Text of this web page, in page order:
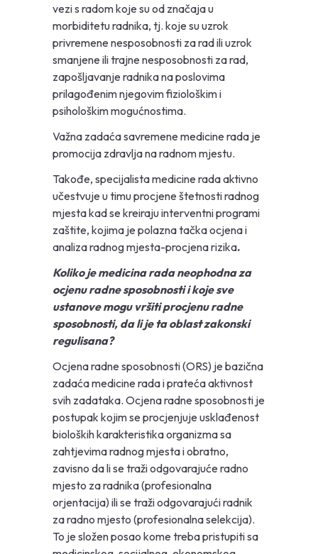
vezi s radom koje su od značaja u
morbiditetu radnika, tj. koje su uzrok
privremene nesposobnosti za rad ili uzrok
smanjene ili trajne nesposobnosti za rad,
zapošljavanje radnika na poslovima
prilagođenim njegovim fiziološkim i
psihološkim mogućnostima.
Važna zadaća savremene medicine rada je
promocija zdravlja na radnom mjestu.
Takođe, specijalista medicine rada aktivno
učestvuje u timu procjene štetnosti radnog
mjesta kad se kreiraju interventni programi
zaštite, kojima je polazna tačka ocjena i
analiza radnog mjesta-procjena rizika.
Koliko je medicina rada neophodna za
ocjenu radne sposobnosti i koje sve
ustanove mogu vršiti procjenu radne
sposobnosti, da li je ta oblast zakonski
regulisana?
Ocjena radne sposobnosti (ORS) je bazična
zadaća medicine rada i prateća aktivnost
svih zadataka. Ocjena radne sposobnosti je
postupak kojim se procjenjuje usklađenost
bioloških karakteristika organizma sa
zahtjevima radnog mjesta i obratno,
zavisno da li se traži odgovarajuće radno
mjesto za radnika (profesionalna
orjentacija) ili se traži odgovarajući radnik
za radno mjesto (profesionalna selekcija).
To je složen posao kome treba pristupiti sa